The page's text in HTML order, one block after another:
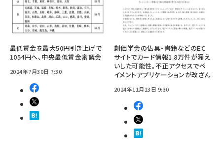
最低賃金を最大50円引き上げで
1054円へ、中央最低賃金審議会
2024年7月30日 7:30
創価学会の仏具・書籍などのEC
サイトでカード情報1.8万件が漏え
いした可能性。不正アクセスでペ
イメントアプリケーションが改ざん
2024年11月13日 9:30